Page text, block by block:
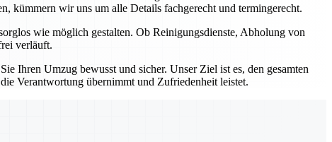
kümmern wir uns um alle Details fachgerecht und termingerecht.
wie möglich gestalten. Ob Reinigungsdienste, Abholung von
verläuft.
Ihren Umzug bewusst und sicher. Unser Ziel ist es, den gesamten
Verantwortung übernimmt und Zufriedenheit leistet.